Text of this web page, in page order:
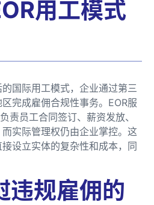
用工模式
国际用工模式，企业通过第三
完成雇佣合规性事务。EOR服
责员工合同签订、薪资发放、
实际管理权仍由企业掌控。这
设立实体的复杂性和成本，同
违规雇佣的